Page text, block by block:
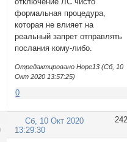
формальная процедура,
которая не влияет на
реальный запрет отправлять
послания кому-либо.
Отредактировано Hope13 (Сб, 10
Окт 2020 13:57:25)
0
242
Сб, 10 Окт 2020
13:29:30